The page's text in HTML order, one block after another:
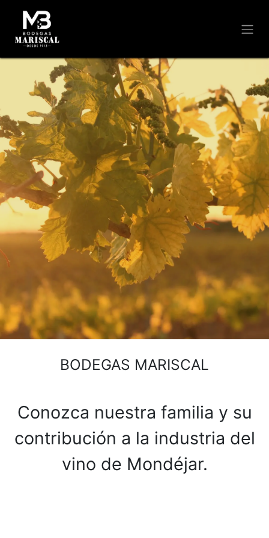
BODEGAS MARISCAL
Conozca nuestra familia y su
contribución a la industria del
vino de Mondéjar.